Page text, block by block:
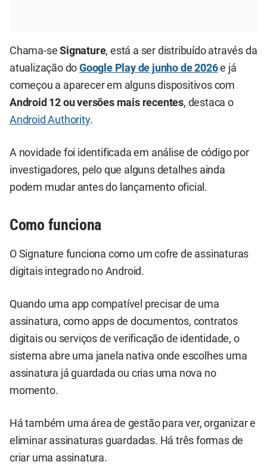
Chama-seSignature, está a ser distribuído através da
atualização doGoogle Play de junho de 2026e já
começou a aparecer em alguns dispositivos com
Android 12 ou versões mais recentes, destaca o
Android Authority.
A novidade foi identificada em análise de código por
investigadores, pelo que alguns detalhes ainda
podem mudar antes do lançamento oficial.
Como funciona
O Signature funciona como um cofre de assinaturas
digitais integrado no Android.
Quando uma app compatível precisar de uma
assinatura, como apps de documentos, contratos
digitais ou serviços de verificação de identidade, o
sistema abre uma janela nativa onde escolhes uma
assinatura já guardada ou crias uma nova no
momento.
Há também uma área de gestão para ver, organizar e
eliminar assinaturas guardadas. Há três formas de
criar uma assinatura.